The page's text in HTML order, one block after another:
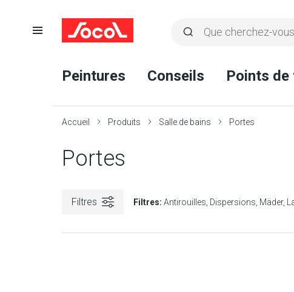
Rechercher
recherche
Ouvrir
Peintures Conseils Points de
Accueil Produits Salle de bains Portes
Portes
Filtres Filtres: Antirouilles Dispersions Mäder